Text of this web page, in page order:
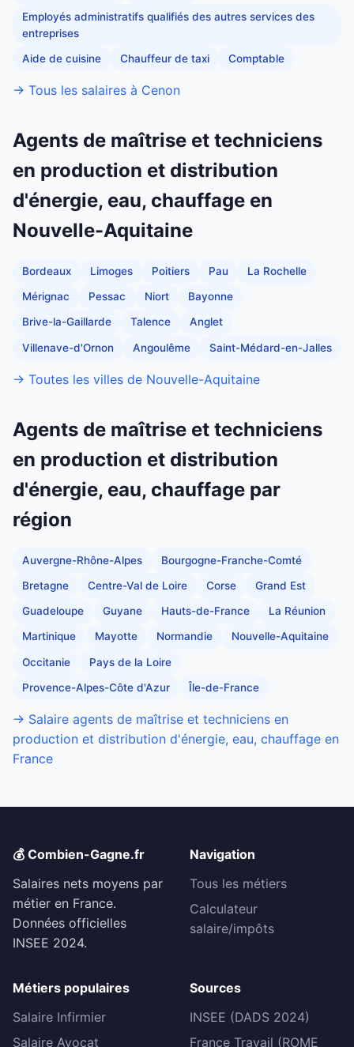
Employés administratifs qualifiés des autres services des
entreprises
Aide de cuisine Chauffeur de taxi Comptable
→ Tous les salaires à Cenon
Agents de maîtrise et techniciens
en production et distribution
d'énergie, eau, chauffage en
Nouvelle-Aquitaine
Bordeaux Limoges Poitiers Pau La Rochelle
Mérignac Pessac Niort Bayonne
Brive-la-Gaillarde Talence Anglet
Villenave-d'Ornon Angoulême Saint-Médard-en-Jalles
→ Toutes les villes de Nouvelle-Aquitaine
Agents de maîtrise et techniciens
en production et distribution
d'énergie, eau, chauffage par
région
Auvergne-Rhône-Alpes Bourgogne-Franche-Comté
Bretagne Centre-Val de Loire Corse Grand Est
Guadeloupe Guyane Hauts-de-France La Réunion
Martinique Mayotte Normandie Nouvelle-Aquitaine
Occitanie Pays de la Loire
Provence-Alpes-Côte d'Azur Île-de-France
→ Salaire agents de maîtrise et techniciens en
production et distribution d'énergie, eau, chauffage en
France
💰 Combien-Gagne.fr
Salaires nets moyens par
métier en France.
Données officielles
INSEE 2024.
Navigation
Tous les métiers
Calculateur
salaire/impôts
Métiers populaires
Salaire Infirmier
Salaire Avocat
Sources
INSEE (DADS 2024)
France Travail (ROME